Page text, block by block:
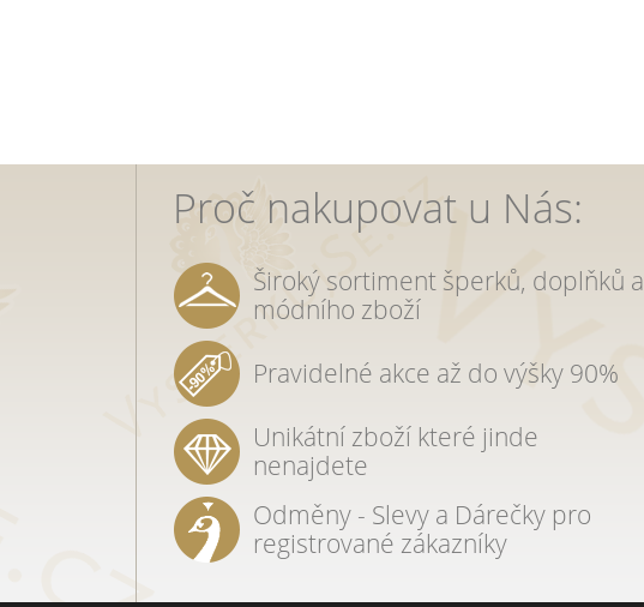
Proč nakupovat u Nás:
Široký sortiment šperků, doplňků a
módního zboží
Pravidelné akce až do výšky 90%
Unikátní zboží které jinde
nenajdete
Odměny - Slevy a Dárečky pro
registrované zákazníky